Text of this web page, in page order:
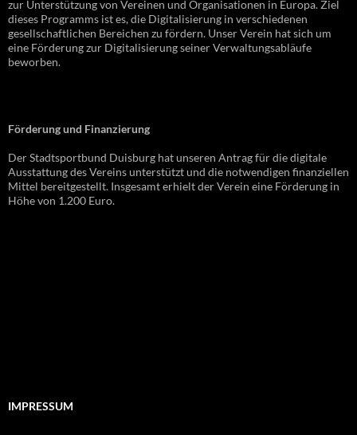
zur Unterstützung von Vereinen und Organisationen in Europa. Ziel
dieses Programms ist es, die Digitalisierung in verschiedenen
gesellschaftlichen Bereichen zu fördern. Unser Verein hat sich um
eine Förderung zur Digitalisierung seiner Verwaltungsabläufe
beworben.
Förderung und Finanzierung
Der Stadtsportbund Duisburg hat unseren Antrag für die digitale
Ausstattung des Vereins unterstützt und die notwendigen finanziellen
Mittel bereitgestellt. Insgesamt erhielt der Verein eine Förderung in
Höhe von 1.200 Euro.
IMPRESSUM